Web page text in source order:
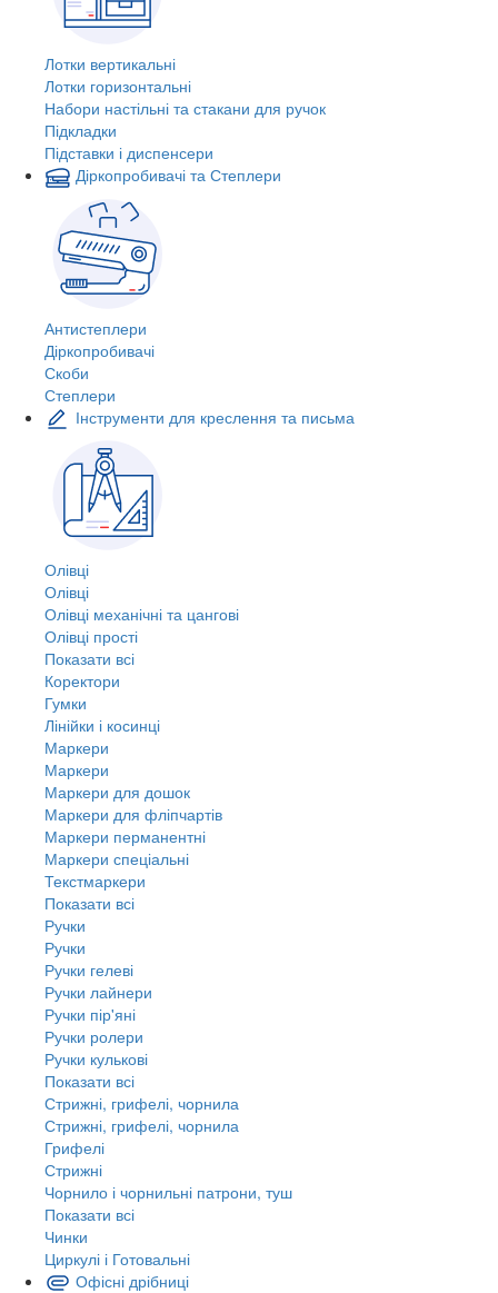
Лотки вертикальні
Лотки горизонтальні
Набори настільні та стакани для ручок
Підкладки
Підставки і диспенсери
Діркопробивачі та Степлери
Антистеплери
Діркопробивачі
Скоби
Степлери
Інструменти для креслення та письма
Олівці
Олівці
Олівці механічні та цангові
Олівці прості
Показати всі
Коректори
Гумки
Лінійки і косинці
Маркери
Маркери
Маркери для дошок
Маркери для фліпчартів
Маркери перманентні
Маркери спеціальні
Текстмаркери
Показати всі
Ручки
Ручки
Ручки гелеві
Ручки лайнери
Ручки пір'яні
Ручки ролери
Ручки кулькові
Показати всі
Стрижні, грифелі, чорнила
Стрижні, грифелі, чорнила
Грифелі
Стрижні
Чорнило і чорнильні патрони, туш
Показати всі
Чинки
Циркулі і Готовальні
Офісні дрібниці